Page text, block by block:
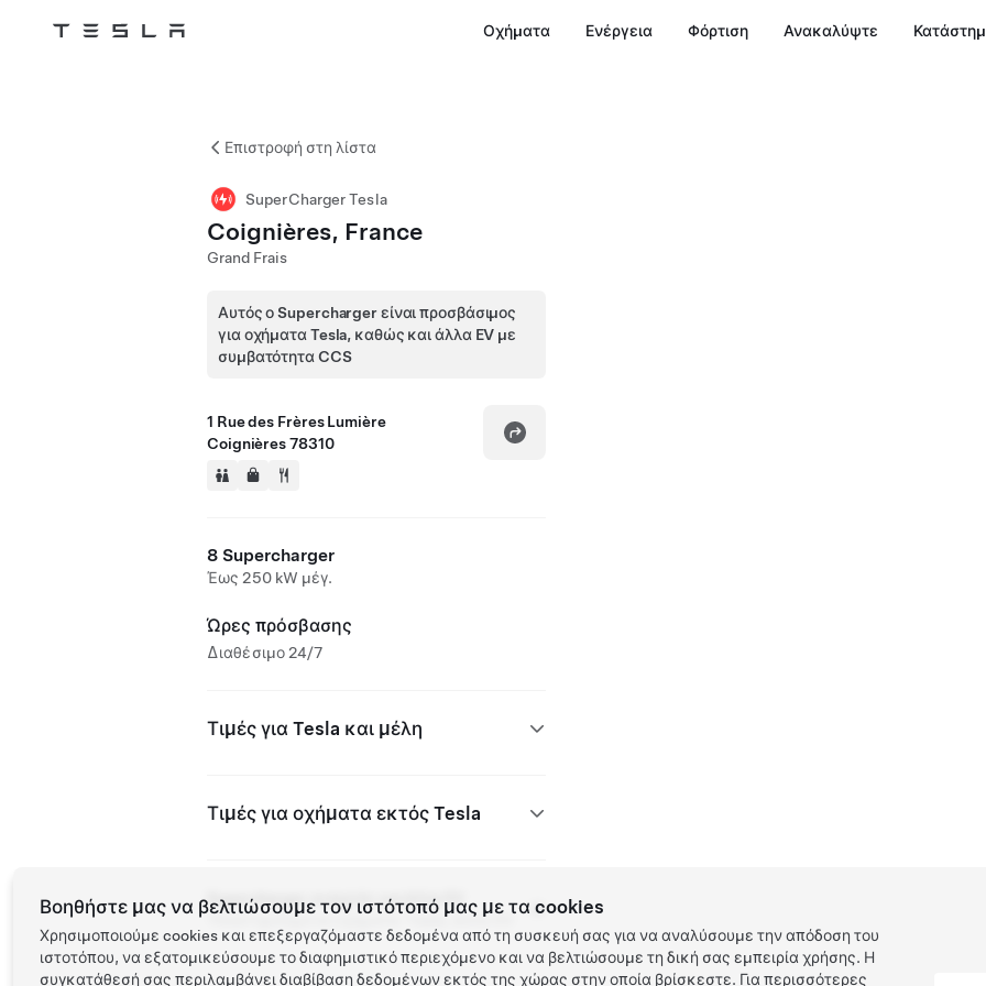
Tesla Οχήματα Ενέργεια Φόρτιση Ανακαλύψτε
Επιστροφή στη λίστα
SuperCharger Tesla
Coignières, France
Grand Frais
Αυτός ο Supercharger είναι προσβάσιμος
για οχήματα Tesla, καθώς και άλλα EV με
συμβατότητα CCS
1 Rue des Frères Lumière
Coignières 78310
8 Supercharger
Έως 250 kW μέγ.
Ώρες πρόσβασης
Διαθέσιμο 24/7
Τιμές για Tesla και μέλη
Τιμές για οχήματα εκτός Tesla
Supercharger ανοιχτός για άλλα EV
Υποστηριζόμενα οχήματα: Tesla, άλλα EV
Βοηθήστε μας να βελτιώσουμε τον ιστότοπό μας με τα cookies
Χρησιμοποιούμε cookies και επεξεργαζόμαστε δεδομένα από τη συσκευή σας για να αναλύσουμε την απόδοση του
ιστοτόπου, να εξατομικεύσουμε το διαφημιστικό περιεχόμενο και να βελτιώσουμε τη δική σας εμπειρία χρήσης. Η
συγκατάθεσή σας περιλαμβάνει διαβίβαση δεδομένων εκτός της χώρας στην οποία βρίσκεστε. Για περισσότερες